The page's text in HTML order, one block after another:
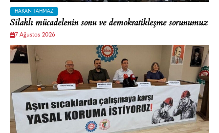
HAKAN TAHMAZ
Silahlı mücadelenin sonu ve demokratikleşme sorunumuz
7 Ağustos 2026